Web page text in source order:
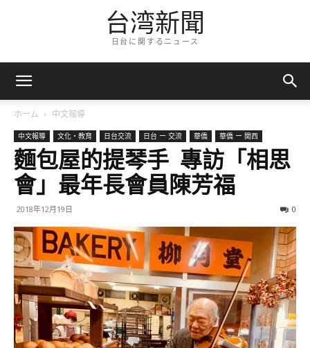
台湾新聞
日台に関するニュース
ホーム 中文報導
中文報導 文化・教育 日台交流 日台 ー 交流 華僑 華僑 ー 関西
麵包屋的提琴手 專訪「相思
會」最年長會員陳芳福
2018年12月19日 0